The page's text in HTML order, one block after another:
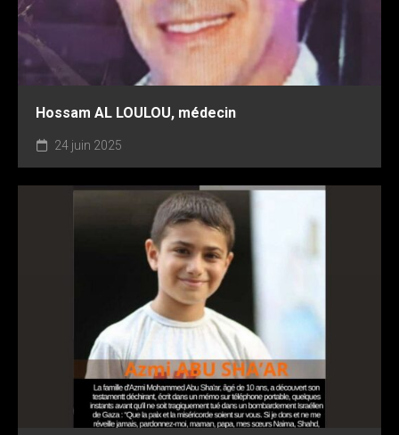
Hossam AL LOULOU, médecin
24 juin 2025